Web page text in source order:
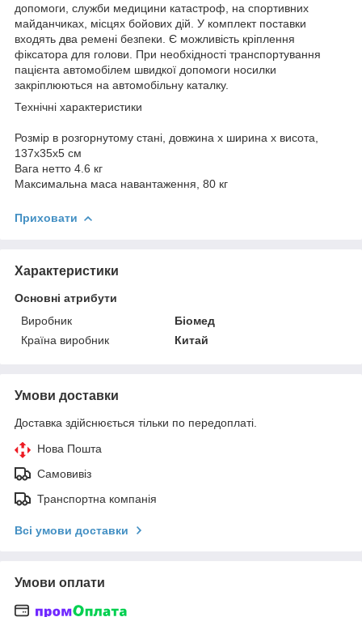
допомоги, служби медицини катастроф, на спортивних
майданчиках, місцях бойових дій. У комплект поставки
входять два ремені безпеки. Є можливість кріплення
фіксатора для голови. При необхідності транспортування
пацієнта автомобілем швидкої допомоги носилки
закріплюються на автомобільну каталку.
Технічні характеристики
Розмір в розгорнутому стані, довжина х ширина х висота,
137x35x5 см
Вага нетто 4.6 кг
Максимальна маса навантаження, 80 кг
Приховати
Характеристики
Основні атрибути
Виробник
Біомед
Країна виробник
Китай
Умови доставки
Доставка здійснюється тільки по передоплаті.
Нова Пошта
Самовивіз
Транспортна компанія
Всі умови доставки
Умови оплати